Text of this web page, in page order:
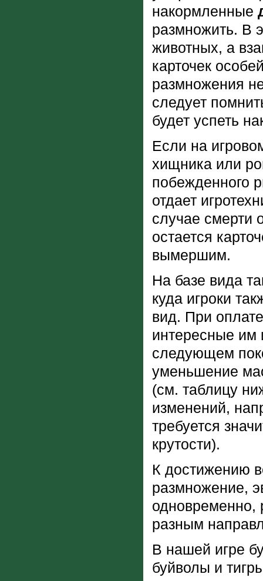
накормленные
размножить. В
животных, а
карточек
размножения
следует
будет успеть
Если на
хищника или
побежденного
отдает
случае смерти
остается
вымершим.
На базе вида
куда игроки
вид. При
интересные им
следующем
уменьшение
(см. таблицу
изменений,
требуется
крутости).
К достижению
размножение,
одновременно,
разным
В нашей игре
буйволы и